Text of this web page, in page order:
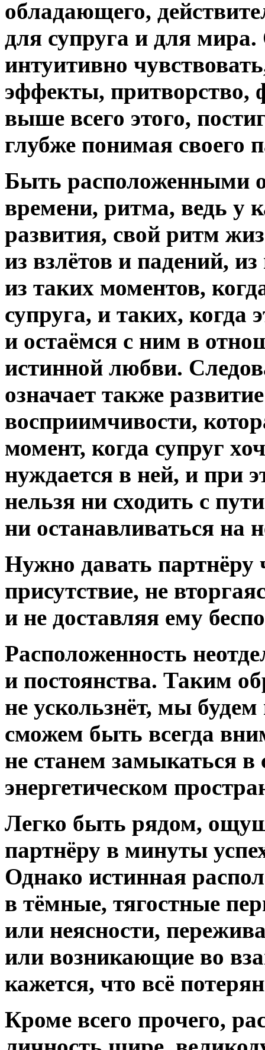
обладающего,
для супруга и для
интуитивно
эффекты,
выше всего этого,
глубже понимая своего
Быть расположенными
времени, ритма, ведь у
развития, свой ритм
из взлётов и падений,
из таких моментов,
супруга, и таких, когда
и остаёмся с ним в
истинной любви.
означает также
восприимчивости,
момент, когда супруг
нуждается в ней, и при
нельзя ни сходить с
ни останавливаться на
Нужно давать партнёру
присутствие, не
и не доставляя ему
Расположенность
и постоянства. Таким
не ускользнёт, мы будем
сможем быть всегда
не станем замыкаться в
энергетическом
Легко быть рядом,
партнёру в минуты
Однако истинная
в тёмные, тягостные
или неясности,
или возникающие во
кажется, что всё
Кроме всего прочего,